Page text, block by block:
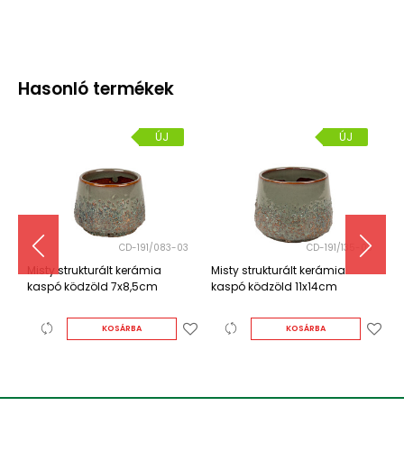
Hasonló termékek
ÚJ
CD-191/083-03
strukturált kerámia
ködzöld 7x8,5cm
KOSÁRBA
ÚJ
CD-191/135-03
Misty strukturált kerámia
kaspó ködzöld 11x14cm
KOSÁRBA